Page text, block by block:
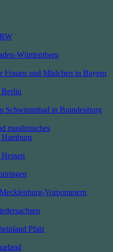
Württemberg
Frauen und Mädchen in Bayern
Berlin
Schwimmbad in Brandenburg
muslimisches
Vorpommern
Pfalz